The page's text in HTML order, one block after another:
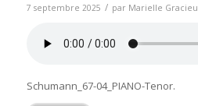
7 septembre 2025 / par Marielle
Schumann_67-04_PIANO-Tenor.